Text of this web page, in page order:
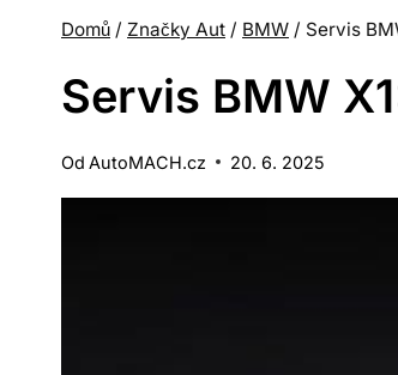
Domů / Značky Aut / BMW / Servis
Servis BMW
Od AutoMACH.cz 20. 6. 2025